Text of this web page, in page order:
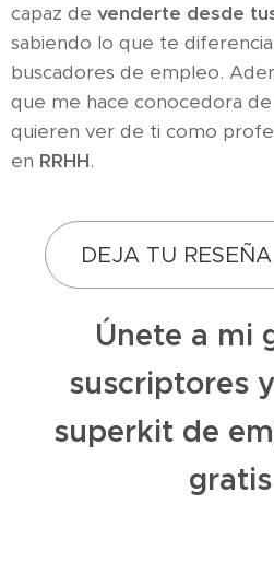
capaz de venderte desde
sabiendo lo que te
buscadores de empleo.
que me hace conocedora
quieren ver de ti como
en RRHH.
DEJA TU
Únete a mi
suscriptores
superkit de